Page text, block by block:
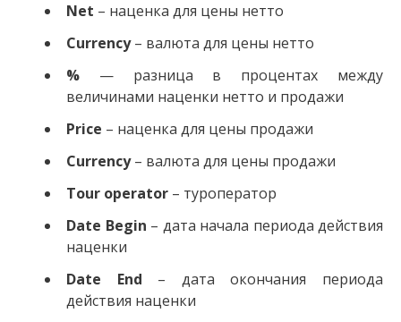
Net – наценка для цены нетто
Currency– валюта для цены нетто
% — разница в процентах между
величинами наценки нетто и продажи
Price – наценка для цены продажи
Currency– валюта для цены продажи
Tour operator – туроператор
Date Begin – дата начала периода действия
наценки
Date End – дата окончания периода
действия наценки